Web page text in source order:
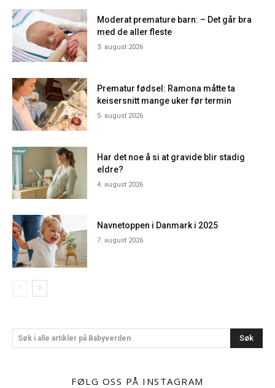
Moderat premature barn: – Det går bra
med de aller fleste
3. august 2026
Prematur fødsel: Ramona måtte ta
keisersnitt mange uker før termin
5. august 2026
Har det noe å si at gravide blir stadig
eldre?
4. august 2026
Navnetoppen i Danmark i 2025
7. august 2026
Søk i alle artikler på Babyverden Søk
FØLG OSS PÅ INSTAGRAM